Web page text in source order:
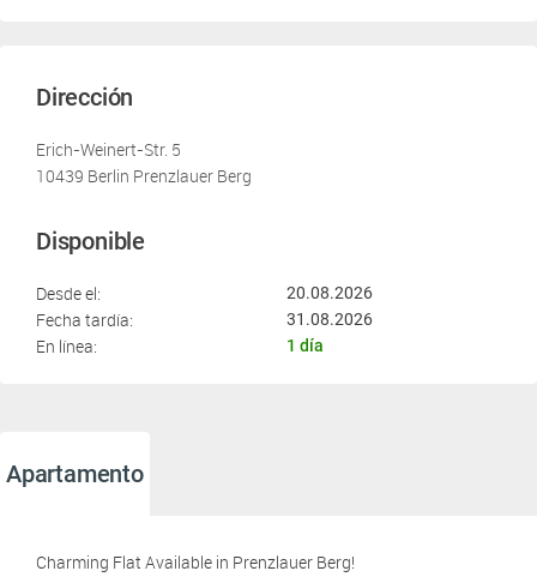
Dirección
Erich-Weinert-Str. 5
10439 Berlin Prenzlauer Berg
Disponible
Desde el: 20.08.2026
Fecha tardía: 31.08.2026
En línea: 1 día
Apartamento
Charming Flat Available in Prenzlauer Berg!